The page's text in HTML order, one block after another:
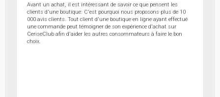
Avant un achat, il est intéressant de savoir ce que pensent les
clients d'une boutique. C'est pourquoi nous proposons plus de 10
000 avis clients. Tout client d'une boutique en ligne ayant effectué
une commande peut témoigner de son expérience d'achat sur
CeriseClub afin d'aider les autres consommateurs à faire le bon
choix.